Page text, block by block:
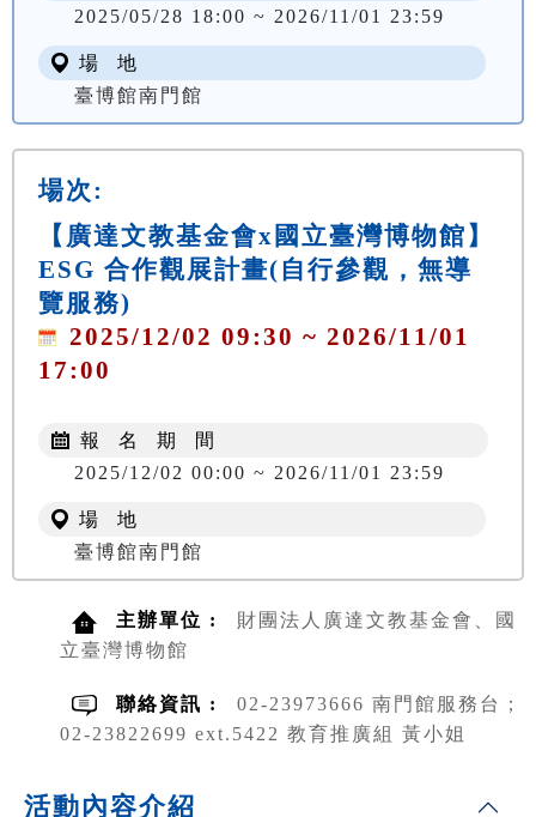
2025/05/28 18:00 ~ 2026/11/01 23:59
場 地
臺博館南門館
場次:
【廣達文教基金會x國立臺灣博物館】
ESG 合作觀展計畫(自行參觀，無導
覽服務)
2025/12/02 09:30 ~ 2026/11/01
17:00
報 名 期 間
2025/12/02 00:00 ~ 2026/11/01 23:59
場 地
臺博館南門館
主辦單位 :
財團法人廣達文教基金會、國
立臺灣博物館
聯絡資訊 :
02-23973666 南門館服務台；
02-23822699 ext.5422 教育推廣組 黃小姐
活動內容介紹